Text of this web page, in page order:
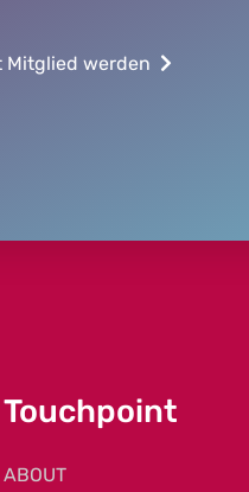
Mitglied werden
Touchpoint
ABOUT